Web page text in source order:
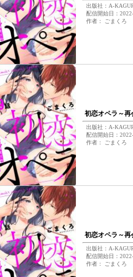
出版社：A-
配信開始日：
作者： ごまくろ
初恋オペラ～再
出版社：A-
配信開始日：
作者： ごまくろ
初恋オペラ～再
出版社：A-
配信開始日：
作者： ごまくろ